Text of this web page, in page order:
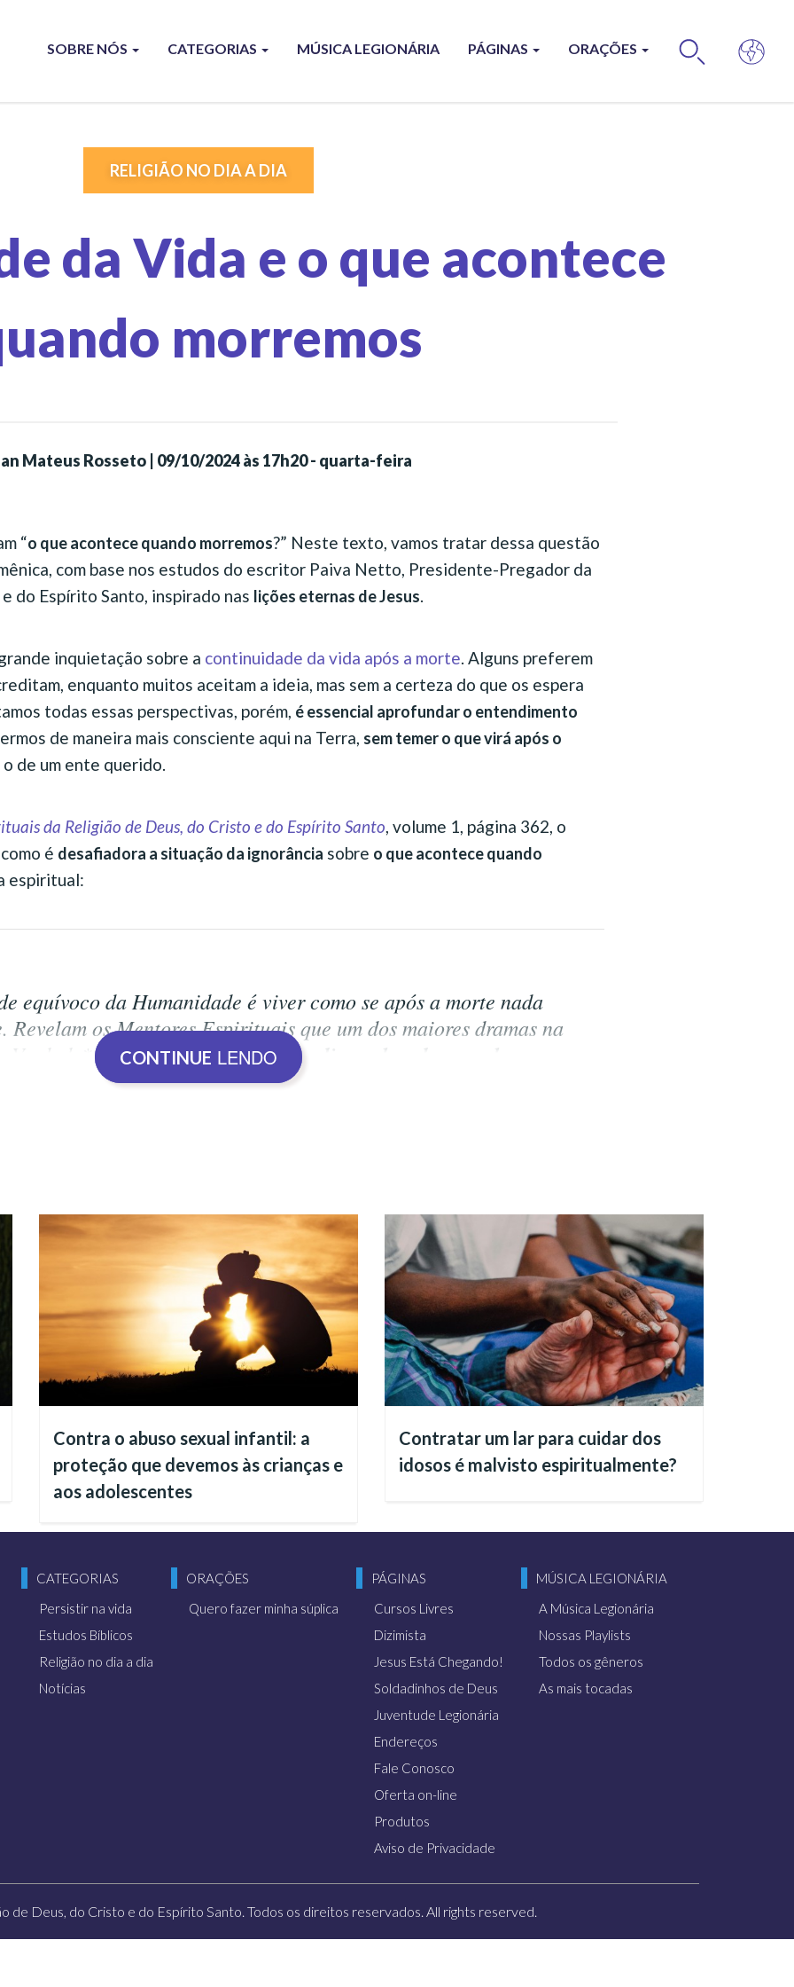
SOBRE NÓS CATEGORIAS MÚSICA LEGIONÁRIA PÁGINAS ORAÇÕES
RELIGIÃO NO DIA A DIA
da Vida e o que acontece
morremos
Mateus Rosseto 09/10/2024 às 17h20 - quarta-feira
“o que acontece quando morremos?” Neste texto, vamos tratar dessa questão
com base nos estudos do escritor Paiva Netto, Presidente-Pregador da
do Espírito Santo, inspirado nas lições eternas de Jesus.
inquietação sobre a continuidade da vida após a morte. Alguns preferem
enquanto muitos aceitam a ideia, mas sem a certeza do que os espera
todas essas perspectivas, porém, é essencial aprofundar o entendimento
de maneira mais consciente aqui na Terra, sem temer o que virá após o
de um ente querido.
da Religião de Deus, do Cristo e do Espírito Santo, volume 1, página 362, o
é desafiadora a situação da ignorância sobre o que acontece quando
espiritual:
equívoco da Humanidade é viver como se após a morte nada
Revelam os Mentores Espirituais que um dos maiores dramas na
Verdade*é a chegada de multidões livres das algemas da carne,
ignorantes do que seja o Mundo Invisível.
golpe muito grande para o Espírito.”(negritos são nossos).
boas práticas. Se desconhecemos ou ignoramos a existência da vida após a
equivocada e ser surpreendidos ao chegar do outro lado, pois a vida
CONTINUE LENDO
Contra o abuso sexual infantil: a
proteção que devemos às crianças e
aos adolescentes
Contratar um lar para cuidar dos
idosos é malvisto espiritualmente?
CATEGORIAS
Persistir na vida
Estudos Bíblicos
Religião no dia a dia
Notícias
ORAÇÕES
Quero fazer minha súplica
PÁGINAS
Cursos Livres
Dizimista
Jesus Está Chegando!
Soldadinhos de Deus
Juventude Legionária
Endereços
Fale Conosco
Oferta on-line
Produtos
Aviso de Privacidade
MÚSICA LEGIONÁRIA
A Música Legionária
Nossas Playlists
Todos os gêneros
As mais tocadas
de Deus, do Cristo e do Espírito Santo. Todos os direitos reservados. All rights reserved.